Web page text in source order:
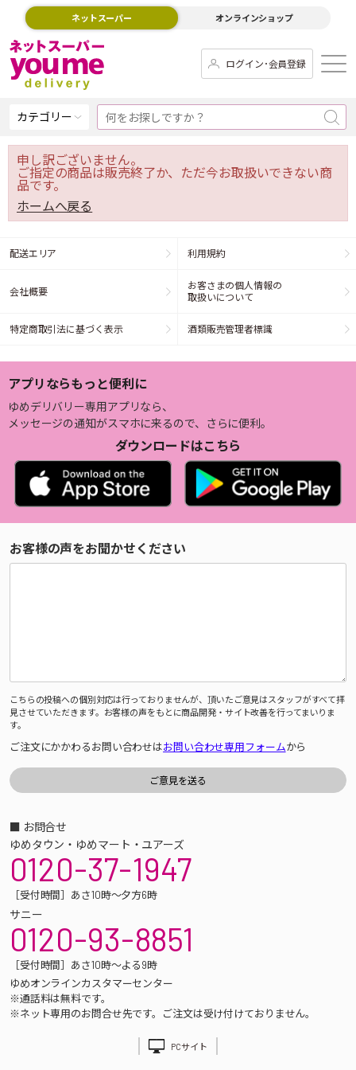
ネットスーパー オンラインショップ
ログイン･会員登録
カテゴリー
申し訳ございません。
ご指定の商品は販売終了か、ただ今お取扱いできない商
品です。
ホームへ戻る
配送エリア 利用規約
会社概要
お客さまの個人情報の
取扱いについて
特定商取引法に基づく表示 酒類販売管理者標識
アプリならもっと便利に
ゆめデリバリー専用アプリなら、
メッセージの通知がスマホに来るので、さらに便利。
ダウンロードはこちら
お客様の声をお聞かせください
こちらの投稿への個別対応は行っておりませんが、頂いたご意見はスタッフがすべて拝
見させていただきます。お客様の声をもとに商品開発・サイト改善を行ってまいりま
す。
ご注文にかかわるお問い合わせはお問い合わせ専用フォームから
■ お問合せ
ゆめタウン・ゆめマート・ユアーズ
0120-37-1947
［受付時間］あさ10時～夕方6時
サニー
0120-93-8851
［受付時間］あさ10時～よる9時
ゆめオンラインカスタマーセンター
※通話料は無料です。
※ネット専用のお問合せ先です。ご注文は受け付けておりません。
PCサイト